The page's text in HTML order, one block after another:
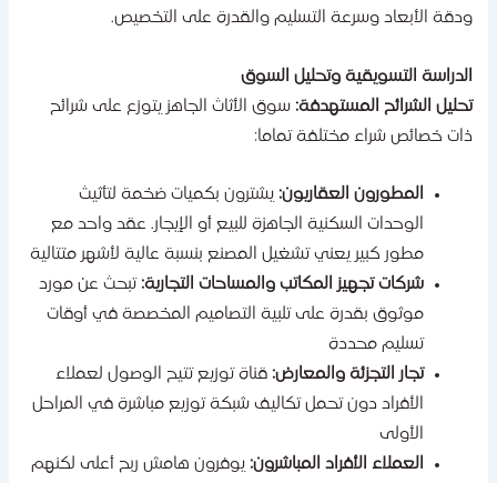
الأبعاد وسرعة التسليم والقدرة على التخصيص.
التسويقية وتحليل السوق
الشرائح المستهدفة:سوق الأثاث الجاهز يتوزع على شرائح
خصائص شراء مختلفة تماما:
المطورون العقاريون:يشترون بكميات ضخمة لتأثيث
الوحدات السكنية الجاهزة للبيع أو الإيجار. عقد واحد مع
مطور كبير يعني تشغيل المصنع بنسبة عالية لأشهر متتالية
شركات تجهيز المكاتب والمساحات التجارية:تبحث عن مورد
موثوق بقدرة على تلبية التصاميم المخصصة في أوقات
تسليم محددة
تجار التجزئة والمعارض:قناة توزيع تتيح الوصول لعملاء
الأفراد دون تحمل تكاليف شبكة توزيع مباشرة في المراحل
الأولى
العملاء الأفراد المباشرون:يوفرون هامش ربح أعلى لكنهم